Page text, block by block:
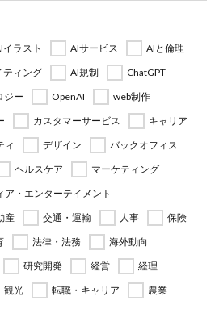
イラスト AIサービス
AIと倫理
ティング AI規制
ChatGPT
ジー OpenAI
web制作
カスタマーサービス
キャリア
ィ デザイン
バックオフィス
ヘルスケア
マーケティング
ア・エンターテイメント
産 交通・運輸 人事
保険
法律・法務
海外動向
研究開発 経営
経理
観光 転職・キャリア
農業